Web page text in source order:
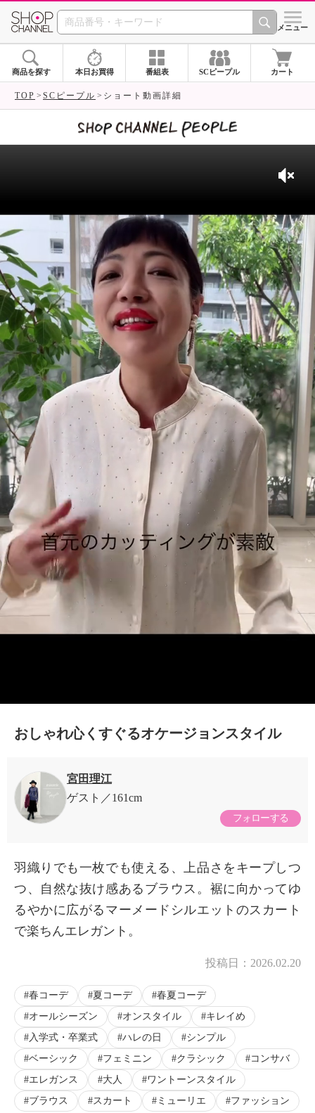
SHOP CHANNEL シメニュー
商品を探す 本日お買得 番組表 SCピープル カート
TOP SCピープル ショート動画詳細
おしゃれ心くすぐるオケージョンスタイル
宮田理江
ゲスト
161cm
フォローする
羽織りでも一枚でも使える、上品さをキープしつ
つ、自然な抜け感あるブラウス。裾に向かってゆ
るやかに広がるマーメードシルエットのスカート
で楽ちんエレガント。
投稿日： 2026.02.20
春コーデ 夏コーデ
春夏コーデ
オールシーズン
オンスタイル
キレイめ
入学式・卒業式
ハレの日
シンプル
ベーシック
フェミニン クラシック
コンサバ
エレガンス
大人
ワントーンスタイル
ブラウス
スカート ミューリエ ファッション